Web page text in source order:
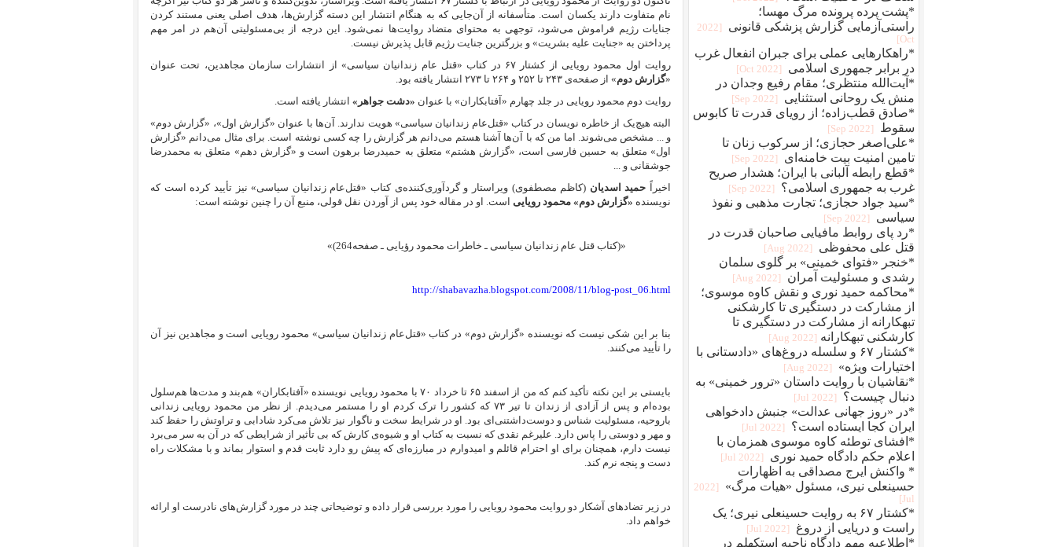
نام متفاوت دارند یکسان است. متأسفانه از آن‌جایی که به هنگام انتشار این دسته گزارش‌ها، هدف اصلی یعنی مستند کردن
جنایات رژیم فراموش می‌شود، توجهی به محتوای متضاد روایت‌ها نمی‌شود. این درجه از بی‌مسئولیتی آن‌هم در امر مهم
پرداختن به «جنایت علیه بشریت» و بزرگترین جنایت رژیم قابل پذیرش نیست.
روایت اول محمود رویایی از کشتار ۶۷ در کتاب «قتل‌ عام زندانیان سیاسی» از انتشارات سازمان مجاهدین، تحت عنوان
«گزارش دوم» از صفحه‌‌‌ی ۲۴۳ تا ۲۵۲ و ۲۶۴ تا ۲۷۳ انتشار یافته بود.
روایت دوم محمود رویایی در جلد چهارم «آفتابکاران» با عنوان «دشت جواهر» انتشار یافته است.
البته هیچ‌یک از خاطره نویسان در کتاب «قتل‌عام زندانیان سیاسی» هویت ندارند. آن‌ها با عنوان «گزارش‌ اول»، «گزارش دوم»
و ... مشخص می‌شوند. اما من که با آن‌ها آشنا هستم می‌دانم هر گزارش را چه کسی نوشته است. برای مثال می‌دانم «گزارش
اول» متعلق به حسین فارسی است، «گزارش هشتم» متعلق به حمیدرضا برهون است و «گزارش دهم» متعلق به محمدرضا
جوشقانی و ...
اخیراً حمید اسدیان (کاظم مصطفوی) ویراستار و گردآوری‌کننده‌ی کتاب «قتل‌عام زندانیان سیاسی» نیز تأیید کرده است که
نویسنده «گزارش دوم» محمود رویایی است. او در مقاله خود پس از آوردن نقل قولی، منبع آن را چنین نوشته است:‌
«(كتاب قتل عام زندانیان سیاسی ـ خاطرات محمود رؤیایی ـ صفحه264) »
http://shabavazha.blogspot.com/2008/11/blog-post_06.html
بنا بر این شکی نیست که نویسنده «گزارش دوم» در کتاب «قتل‌عام زندانیان سیاسی» محمود رویایی است و مجاهدین نیز آن
را تأیید می‌کنند.
بایستی بر این نکته تأکید کنم که من از اسفند ۶۵ تا خرداد ۷۰ با محمود رویایی نویسنده «آفتابکاران» هم‌بند و مدت‌ها هم‌سلول
بوده‌ام و پس از ‌آزادی از زندان تا تیر ۷۳ که کشور را ترک کردم او را مستمر می‌دیدم. از نظر من محمود رویایی زندانی
باروحیه، مسئولیت شناس و دوست‌داشتنی‌ای بود. او در شرایط سخت و ناگوار نیز تلاش می‌کرد شادابی و تراوتش را حفظ کند
و مهر و دوستی را پاس دارد. علیرغم نقدی که نسبت به کتاب او و شیوه‌ی کارش که بی ‌تأثیر از شرایطی که در آن به سر می‌برد
نیست دارم، همچنان برای او احترام قائلم و امیدوارم در مبارزه‌ای که پیش رو دارد ثابت قدم و استوار بماند و با مشکلات راه
دست و پنجه نرم کند.
در زیر تضادهای آشکار دو روایت محمود رویایی را مورد بررسی قرار داده و توضیحاتی چند در مورد گزارش‌های نادرست او ارائه
خواهم داد.
*پشت پرده پرونده مرگ مهسا؛
راستی‌آزمایی گزارش پزشکی قانونی
[2022
Oct]
*راهکارهایی عملی برای جبران انفعال غرب
در برابر جمهوری اسلامی
[2022 Oct]
*آیت‌الله منتظری؛ مقام رفیع وجدان در
منش یک روحانی استثنایی
[2022 Sep]
*صادق قطب‌زاده؛ از رویای قدرت تا کابوس
سقوط
[2022 Sep]
*علی‌اصغر حجازی؛ از سرکوب زنان تا
تامین امنیت بیت خامنه‌ای
[2022 Sep]
*قطع رابطه آلبانی با ایران؛ هشدار صریح
غرب به جمهوری اسلامی؟
[2022 Sep]
*سید جواد حجازی؛ تجارت مذهبی و نفوذ
سیاسی
[2022 Sep]
*رد پای روابط مافيایی صاحبان قدرت در
قتل علی محفوظی
[2022 Aug]
*خنجر «فتوای خمینی» بر گلوی سلمان
رشدی و مسئولیت آمران
[2022 Aug]
*محاکمه حمید نوری و نقش کاوه موسوی؛
از مشارکت در دستگیری تا کارشکنی
تبهکارانه از مشارکت در دستگیری تا
کارشکنی تبهکارانه [2022 Aug]
*کشتار ۶۷ و سلسله دروغ‌های «دادستانی با
اختیارات ویژه»
[2022 Aug]
*نقاشیان با روایت داستان «ترور خمینی» به
دنبال چیست؟
[2022 Jul]
*در «روز جهانی عدالت» جنبش دادخواهی
ایران کجا ایستاده است؟
[2022 Jul]
*افشای توطئه کاوه موسوی همزمان با
اعلام حکم دادگاه حمید نوری
[2022 Jul]
* واکنش ایرج مصداقی به اظهارات
حسینعلی نیری، مسئول «هیات مرگ»
[2022
Jul]
*کشتار ۶۷ به روایت حسینعلی نیری؛ یک
راست و دریایی از دروغ
[2022 Jul]
*اطلاعیه مهم دادگاه ناحیه استکهلم در